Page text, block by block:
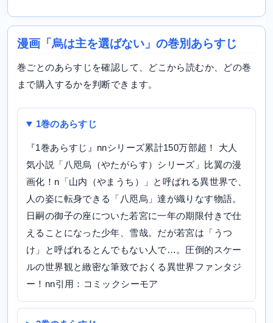
漫画「烏は主を選ばない」の巻別あらすじ
巻ごとのあらすじを確認して、どこから読むか、どの巻
まで購入するかを判断できます。
1巻のあらすじ
『1巻あらすじ』nnシリーズ累計150万部超！ 大人
気小説「八咫烏（やたがらす）シリーズ」比翼の漫
画化！n「山内（やまうち）」と呼ばれる異世界で、
人の姿に転身できる「八咫烏」達が織りなす物語。
日嗣の御子の座についた若宮に一年の期限付きで仕
えることになった少年、雪哉。だが若宮は「うつ
け」と呼ばれるとんでもない人で…。圧倒的スケー
ルの世界観と緻密な筆致でおくる異世界ファンタジ
ー！nn引用：コミックシーモア